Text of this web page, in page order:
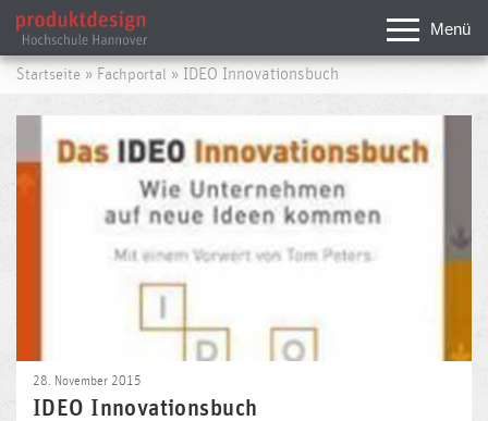
Menü
Startseite » Fachportal » IDEO Innovationsbuch
28. November 2015
IDEO Innovationsbuch